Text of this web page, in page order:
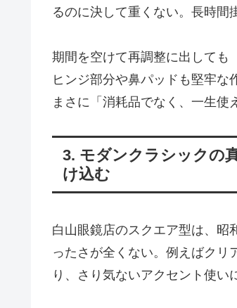
るのに決して重くない。長時間
期間を空けて再調整に出しても
ヒンジ部分や鼻パッドも堅牢な
まさに「消耗品でなく、一生使
3. モダンクラシックの
け込む
白山眼鏡店のスクエア型は、昭
ったさが全くない。例えばクリ
り、さり気ないアクセント使い